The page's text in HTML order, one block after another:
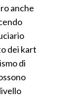
anche
dei kart
di